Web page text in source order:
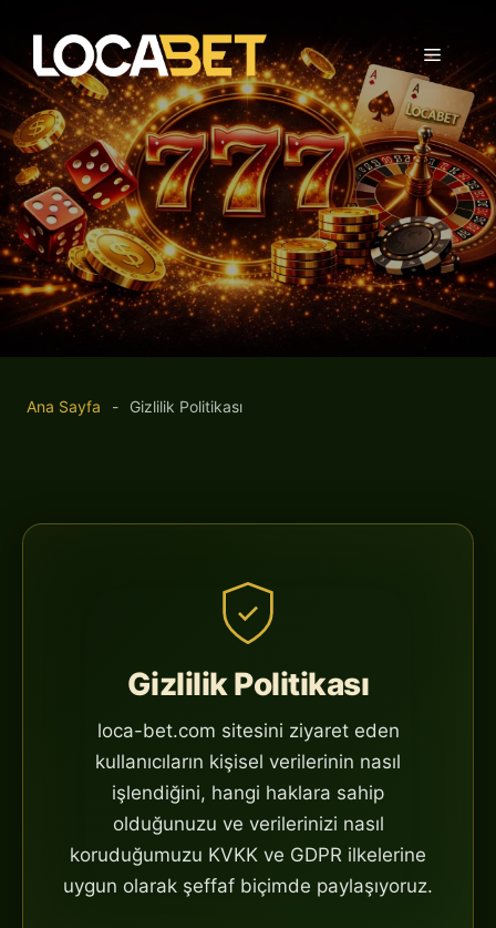
Menü
Ana Sayfa - Gizlilik Politikası
Gizlilik Politikası
loca-bet.com sitesini ziyaret eden
kullanıcıların kişisel verilerinin nasıl
işlendiğini, hangi haklara sahip
olduğunuzu ve verilerinizi nasıl
koruduğumuzu KVKK ve GDPR ilkelerine
uygun olarak şeffaf biçimde paylaşıyoruz.